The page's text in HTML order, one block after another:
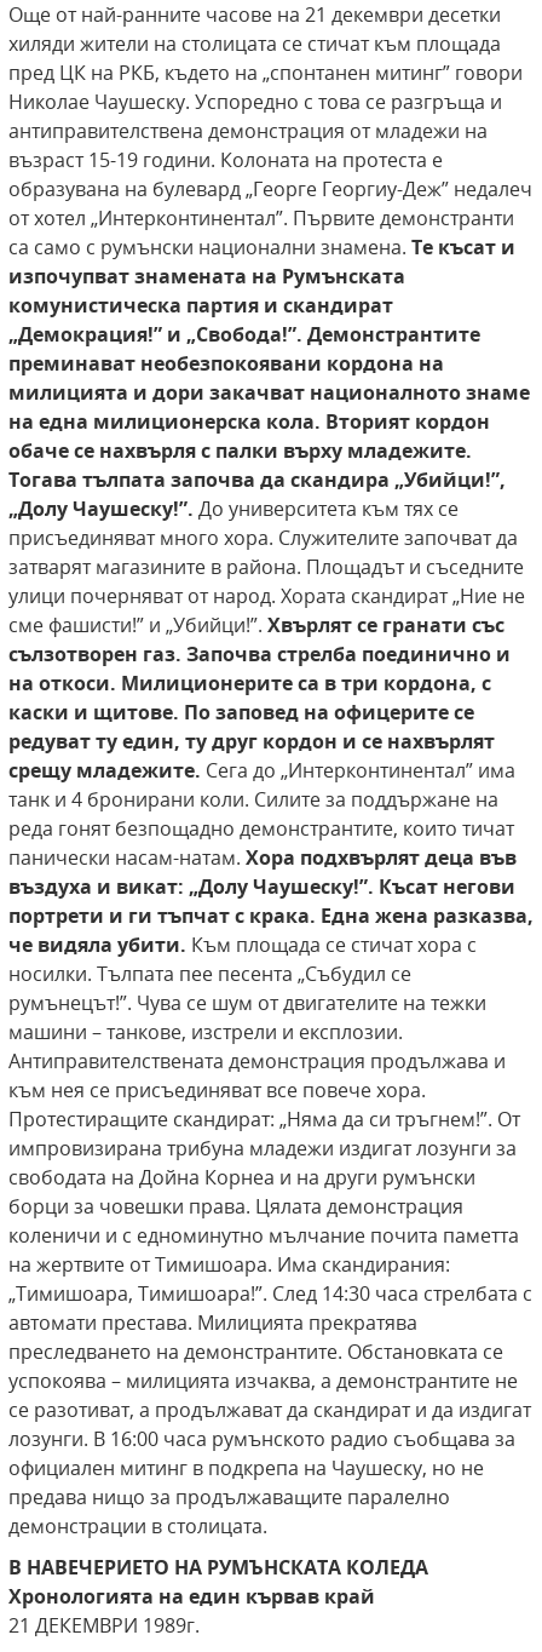
Още от най-ранните часове на 21 декември десетки
хиляди жители на столицата се стичат към площада
пред ЦК на РКБ, където на „спонтанен митинг” говори
Николае Чаушеску. Успоредно с това се разгръща и
антиправителствена демонстрация от младежи на
възраст 15-19 години. Колоната на протеста е
образувана на булевард „Георге Георгиу-Деж” недалеч
от хотел „Интерконтинентал”. Първите демонстранти
са само с румънски национални знамена. Те късат и
изпочупват знамената на Румънската
комунистическа партия и скандират
„Демокрация!” и „Свобода!”. Демонстрантите
преминават необезпокоявани кордона на
милицията и дори закачват националното знаме
на една милиционерска кола. Вторият кордон
обаче се нахвърляс палки върху младежите.
Тогава тълпата започва да скандира „Убийци!”,
„Долу Чаушеску!”. До университета към тях се
присъединяват много хора. Служителите започват да
затварят магазините в района. Площадът и съседните
улици почерняват от народ. Хората скандират „Ние не
сме фашисти!” и „Убийци!”. Хвърлят се гранати със
сълзотворен газ. Започва стрелба поединично и
на откоси. Милиционерите са в три кордона, с
каски и щитове. По заповед на офицерите се
редуватту един, ту друг кордон и се нахвърлят
срещу младежите. Сега до „Интерконтинентал” има
танк и 4 бронирани коли. Силите за поддържане на
реда гонят безпощадно демонстрантите, които тичат
панически насам-натам. Хора подхвърлят деца във
въздуха и викат: „Долу Чаушеску!”. Късат негови
портрети и ги тъпчат с крака. Една жена разказва,
че видяла убити. Към площада се стичат хора с
носилки. Тълпата пее песента „Събудил се
румънецът!”. Чува се шум от двигателите на тежки
машини – танкове, изстрели и експлозии.
Антиправителствената демонстрация продължава и
към нея се присъединяват все повече хора.
Протестиращите скандират: „Няма да си тръгнем!”. От
импровизирана трибуна младежи издигат лозунги за
свободата на Дойна Корнеа и на други румънски
борци за човешки права. Цялата демонстрация
коленичи и с едноминутно мълчание почита паметта
на жертвите от Тимишоара. Има скандирания:
„Тимишоара, Тимишоара!”. След 14:30 часа стрелбата с
автомати престава. Милицията прекратява
преследването на демонстрантите. Обстановката се
успокоява – милицията изчаква, а демонстрантите не
се разотиват, а продължават да скандират и да издигат
лозунги. В 16:00 часа румънското радио съобщава за
официален митинг в подкрепа на Чаушеску, но не
предава нищо за продължаващите паралелно
демонстрации в столицата.
В НАВЕЧЕРИЕТО НА РУМЪНСКАТА КОЛЕДА
Хронологията на един кървав край
21 ДЕКЕМВРИ 1989г.